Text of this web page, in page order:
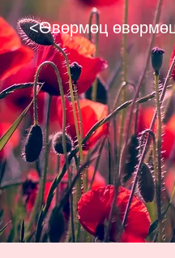
<Өвөрмөц өвөрмөц